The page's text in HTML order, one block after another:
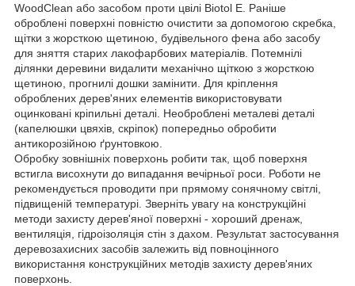
WoodClean або засобом проти цвілі Biotol E. Раніше
оброблені поверхні повністю очистити за допомогою скребка,
щітки з жорсткою щетиною, будівельного фена або засобу
для зняття старих лакофарбових матеріалів. Потемнілі
ділянки деревини видалити механічно щіткою з жорсткою
щетиною, прогнилі дошки замінити. Для кріплення
оброблених дерев'яних елементів використовувати
оцинковані кріпильні деталі. Необроблені металеві деталі
(капелюшки цвяхів, скріпок) попередньо обробити
антикорозійною ґрунтовкою.
Обробку зовнішніх поверхонь робити так, щоб поверхня
встигла висохнути до випадання вечірньої роси. Роботи не
рекомендується проводити при прямому сонячному світлі,
підвищеній температурі. Зверніть увагу на конструкційні
методи захисту дерев'яної поверхні - хороший дренаж,
вентиляція, гідроізоляція стін з дахом. Результат застосування
деревозахисних засобів залежить від повноцінного
використання конструкційних методів захисту дерев'яних
поверхонь.